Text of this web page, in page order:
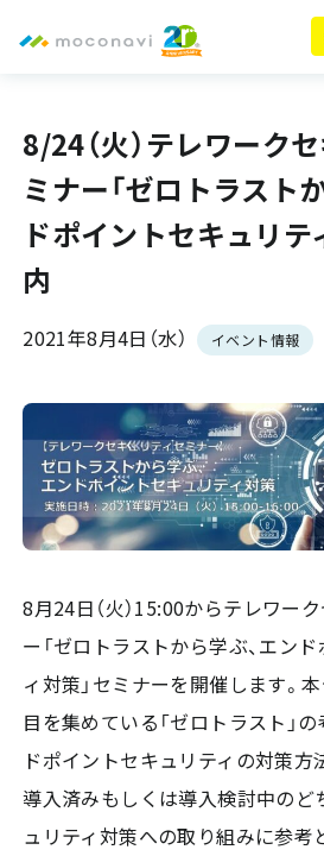
8/24（火）テレワーク
ミナー「ゼロトラスト
ドポイントセキュリテ
内
2021年8月4日（水） イベント情報
8月24日（火）15:00からテレワー
ー「ゼロトラストから学ぶ、エン
ィ対策」セミナーを開催します。
目を集めている「ゼロトラスト」
ドポイントセキュリティの対策方
導入済みもしくは導入検討中のど
ュリティ対策への取り組みに参考